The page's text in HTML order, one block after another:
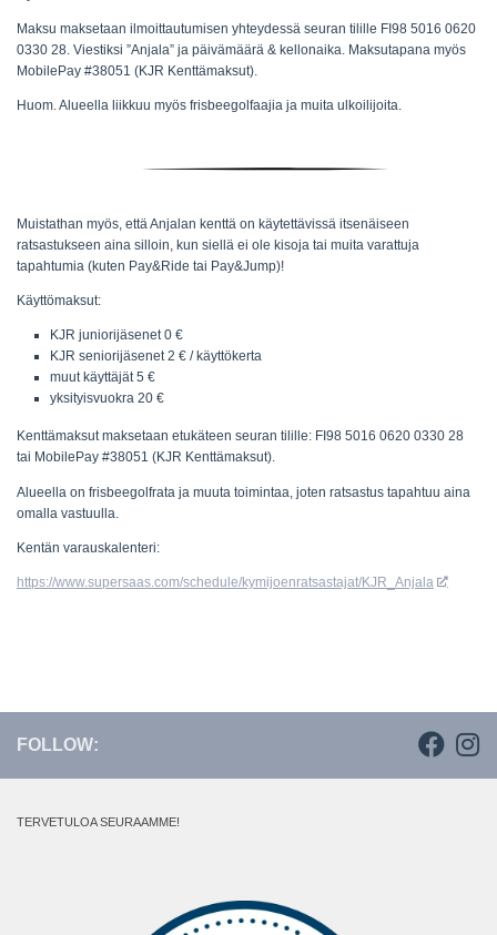
Maksu maksetaan ilmoittautumisen yhteydessä seuran tilille FI98 5016 0620
0330 28. Viestiksi ”Anjala” ja päivämäärä & kellonaika. Maksutapana myös
MobilePay #38051 (KJR Kenttämaksut).
Huom. Alueella liikkuu myös frisbeegolfaajia ja muita ulkoilijoita.
Muistathan myös, että Anjalan kenttä on käytettävissä itsenäiseen
ratsastukseen aina silloin, kun siellä ei ole kisoja tai muita varattuja
tapahtumia (kuten Pay&Ride tai Pay&Jump)!
Käyttömaksut:
KJR juniorijäsenet 0 €
KJR seniorijäsenet 2 € / käyttökerta
muut käyttäjät 5 €
yksityisvuokra 20 €
Kenttämaksut maksetaan etukäteen seuran tilille: FI98 5016 0620 0330 28
tai MobilePay #38051 (KJR Kenttämaksut).
Alueella on frisbeegolfrata ja muuta toimintaa, joten ratsastus tapahtuu aina
omalla vastuulla.
Kentän varauskalenteri:
https://www.supersaas.com/schedule/kymijoenratsastajat/KJR_Anjala
FOLLOW:
TERVETULOA SEURAAMME!